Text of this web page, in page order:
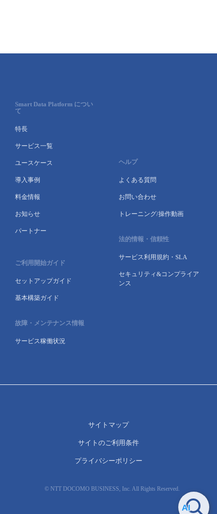
Smart Data Platform につい
て
特長
サービス一覧
ユースケース
導入事例
料金情報
お知らせ
パートナー
ご利用開始ガイド
セットアップガイド
基本構築ガイド
故障・メンテナンス情報
サービス稼働状況
ヘルプ
よくある質問
お問い合わせ
トレーニング/操作動画
法的情報・信頼性
サービス利用規約・SLA
セキュリティ&コンプライア
ンス
© NTT DOCOMO BUSINESS, Inc. All Rights Reserved.
サイトマップ
サイトのご利用条件
プライバシーポリシー